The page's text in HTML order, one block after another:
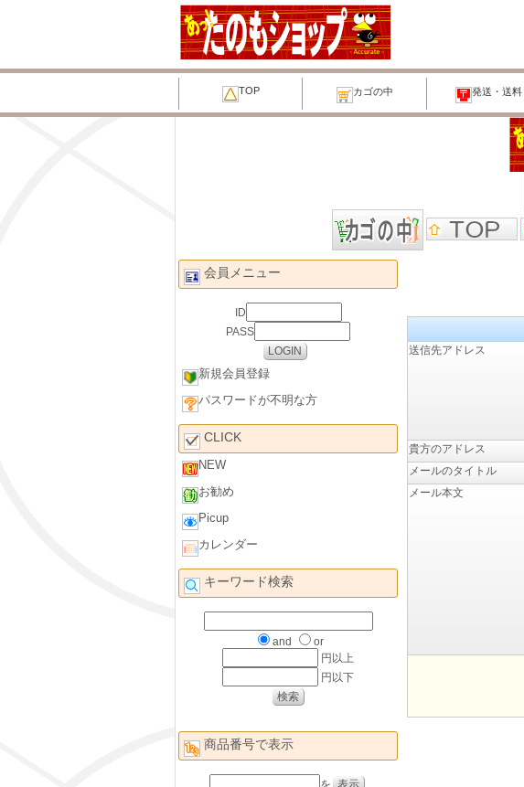
TOP カゴの中 発送・送料
会員メニュー
ID
PASS
新規会員登録
パスワードが不明な方
CLICK
NEW
お勧め
Picup
カレンダー
キーワード検索
and
or
円以上
円以下
商品番号で表示
を
送信先アドレス
貴方のアドレス
メールのタイトル
メール本文